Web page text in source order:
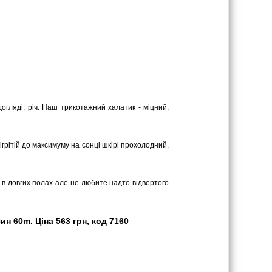
річ. Наш трикотажний халатик - міцний,
до максимуму на сонці шкірі прохолодний,
довгих полах але не любите надто відвертого
60m. Ціна 563 грн, код 7160